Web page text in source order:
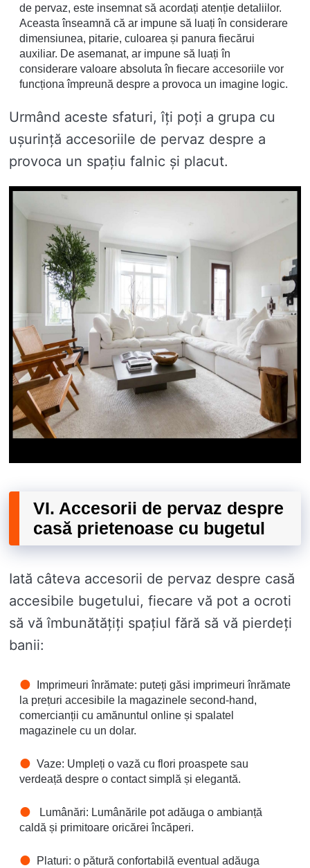
de pervaz, este insemnat să acordați atenție detaliilor.
Aceasta înseamnă că ar impune să luați în considerare
dimensiunea, pitarie, culoarea și panura fiecărui
auxiliar. De asemanat, ar impune să luați în
considerare valoare absoluta în fiecare accesoriile vor
funcționa împreună despre a provoca un imagine logic.
Urmând aceste sfaturi, îți poți a grupa cu
ușurință accesoriile de pervaz despre a
provoca un spațiu falnic și placut.
VI. Accesorii de pervaz despre
casă prietenoase cu bugetul
Iată câteva accesorii de pervaz despre casă
accesibile bugetului, fiecare vă pot a ocroti
să vă îmbunătățiți spațiul fără să vă pierdeți
banii:
Imprimeuri înrămate: puteți găsi imprimeuri înrămate
la prețuri accesibile la magazinele second-hand,
comercianții cu amănuntul online și spalatel
magazinele cu un dolar.
Vaze: Umpleți o vază cu flori proaspete sau
verdeață despre o contact simplă și elegantă.
Lumânări: Lumânările pot adăuga o ambianță
caldă și primitoare oricărei încăperi.
Platuri: o pătură confortabilă eventual adăuga